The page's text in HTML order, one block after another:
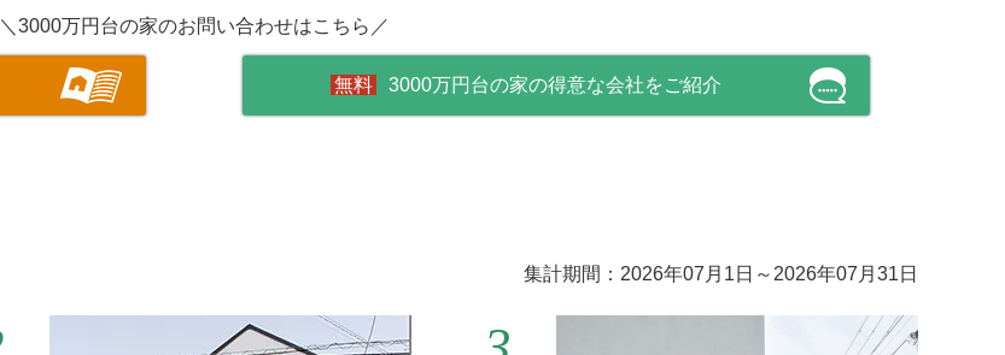
＼3000万円台の家のお問い合わせはこちら／
3000万円台の家の得意な会社をご紹介
集計期間：2026年07月1日～2026年07月31日